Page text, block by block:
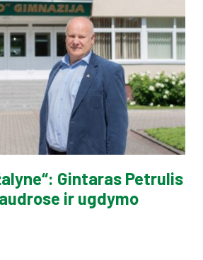
Gintaras Petrulis
ir ugdymo